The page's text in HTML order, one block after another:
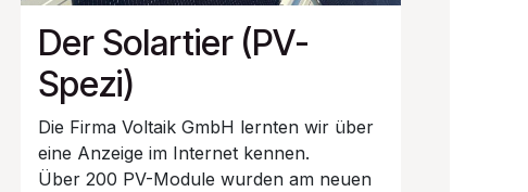
Der Solartier (PV-
Spezi)
Die Firma Voltaik GmbH lernten wir über
eine Anzeige im Internet kennen.
Über 200 PV-Module wurden am neuen